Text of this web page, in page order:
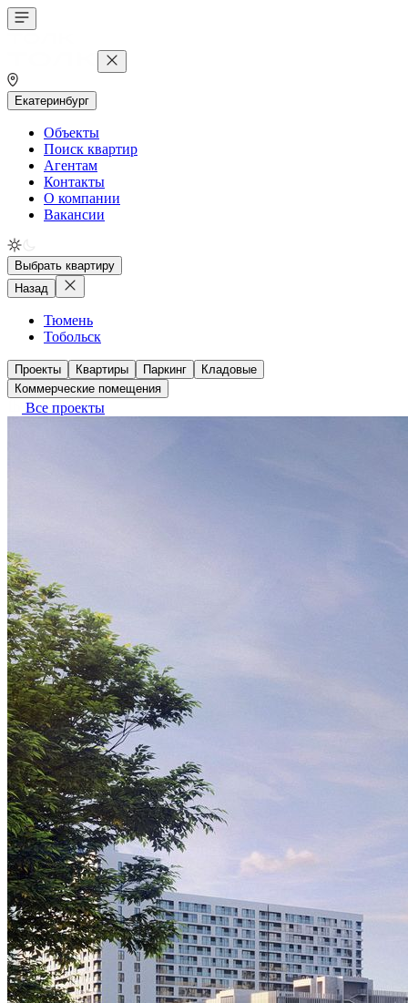
Екатеринбург
Объекты
Поиск квартир
Агентам
Контакты
О компании
Вакансии
Выбрать квартиру
Назад
Тюмень
Тобольск
Проекты Квартиры Паркинг
Кладовые
Коммерческие помещения
Все проекты